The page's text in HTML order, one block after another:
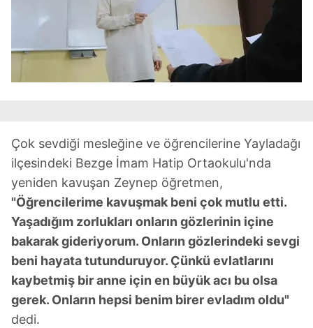
Çok sevdiği mesleğine ve öğrencilerine Yayladağı
ilçesindeki Bezge İmam Hatip Ortaokulu'nda
yeniden kavuşan Zeynep öğretmen,
"Öğrencilerime kavuşmak beni çok mutlu etti.
Yaşadığım zorlukları onların gözlerinin içine
bakarak gideriyorum. Onların gözlerindeki sevgi
beni hayata tutunduruyor. Çünkü evlatlarını
kaybetmiş bir anne için en büyük acı bu olsa
gerek. Onların hepsi benim birer evladım oldu"
dedi.